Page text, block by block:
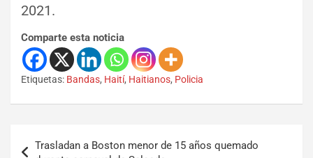
2021.
Comparte esta noticia
Etiquetas: Bandas, Haití, Haitianos, Policia
Trasladan a Boston menor de 15 años quemado